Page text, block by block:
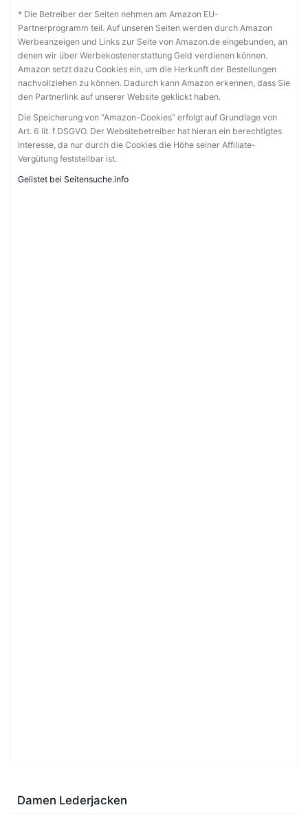
* Die Betreiber der Seiten nehmen am Amazon EU-
Partnerprogramm teil. Auf unseren Seiten werden durch Amazon
Werbeanzeigen und Links zur Seite von Amazon.de eingebunden, an
denen wir über Werbekostenerstattung Geld verdienen können.
Amazon setzt dazu Cookies ein, um die Herkunft der Bestellungen
nachvollziehen zu können. Dadurch kann Amazon erkennen, dass Sie
den Partnerlink auf unserer Website geklickt haben.
Die Speicherung von “Amazon-Cookies” erfolgt auf Grundlage von
Art. 6 lit. f DSGVO. Der Websitebetreiber hat hieran ein berechtigtes
Interesse, da nur durch die Cookies die Höhe seiner Affiliate-
Vergütung feststellbar ist.
Gelistet bei Seitensuche.info
Damen Lederjacken